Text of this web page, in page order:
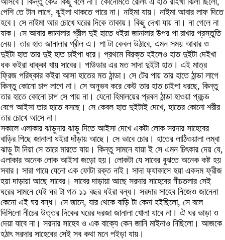
পেশি তে টান লাগে, ঝুইলা থাকতে পারে না। নাইমা যায়। নাইমা আবার লাফ দিতে
হবে। সে নাইমা আর চোখে ঘরের দিকে তাকায়। কিছু দেখা যায় না। না গেলে না
যাক। সে আবার জানালার গ্রীল দুই হাতে ধইরা জানালার উপর পা রাখার প্রস্তুতি
নেয়। তার হাত জানালার গ্রীল এ। পা টা কেবল উঠাবে, এমন সময় আবার ও
দুইটা হাত তার দুই হাত চাইপা ধরে। প্রথমে বিরক্ত হইলেও হাত দুইটা দেইখা
ধক কইরা ধাক্কা খায় সাবের। পাউডার এর মত সাদা দুইটা হাত। এই মাত্র
ফ্রিজ পরিষ্কার কইরা আসা হাতের মত ঠান্ডা। সে টের পায় তার হাতে ঠান্ডা লাগে
কিন্তু কোনো চাপ লাগে না। সে অনুভব করে কেউ তার হাত চাইপা ধরছে, কিন্তু
তার হাতে কোনো চাপ সে পায় না। যেনো হিমালয়ের প্রবল ঠান্ডা হাওয়া প্রচন্ড
বেগে আইসা তার হাতে বসছে। সে কেবল হাত দুইটাই দেখে, হাতের কোনো শরীর
তার চোখে আসে না।
সকালে এলাকার ঝাড়ুদার ঝাড়ু দিতে আইসা দেখে একটা লোক সরদার সাহেবের
বাড়ির পিছে জানালা ধইরা দাঁড়ায় আছে। সে ভাবে চোর। হাতের লাঠিওয়ালা লম্বা
ঝাড়ু টা নিয়া সে তারে মারতে যায়। কিন্তু সামনে যায়া ই সে এমন চিৎকার দেয় যে,
এলাকার অনেক লোক আইসা জড়ো হয়। লোকটা যে সাবের বুঝতে অনেক কষ্ট হয়
সবার। সারা গায়ে যেনো এক ফোটা রক্ত নাই। সাদা ফ্যাকাসে হয়া একদম ফ্রীজ
হয়া দাড়ায়া আছে সাবের। সাবের দাড়ায়া আছে সরদার সাহেবের নীচতলার সেই
ঘরের সামনে যেই ঘর টা গত ১১ বছর ধইরা বন্ধ। সরদার সাহেব নিজেও জানেনা
কেনো এই ঘর বন্ধ। সে জানে, যার থেকে বাড়ি টা কেনা হইছিলো, সে বলে
দিসিলো নীচের উত্তর দিকের ঘরের দরজা জানালা খোলা যাবে না। ঐ ঘর ভাড়া ও
দেয়া যাবে না। সরদার সাহেব ও এক বাক্যে কেন জানি মাইনাও নিছিলো। আজকে
হঠাৎ সরদার সাহেবের সেই সব কথা মনে পইড়া যায়।